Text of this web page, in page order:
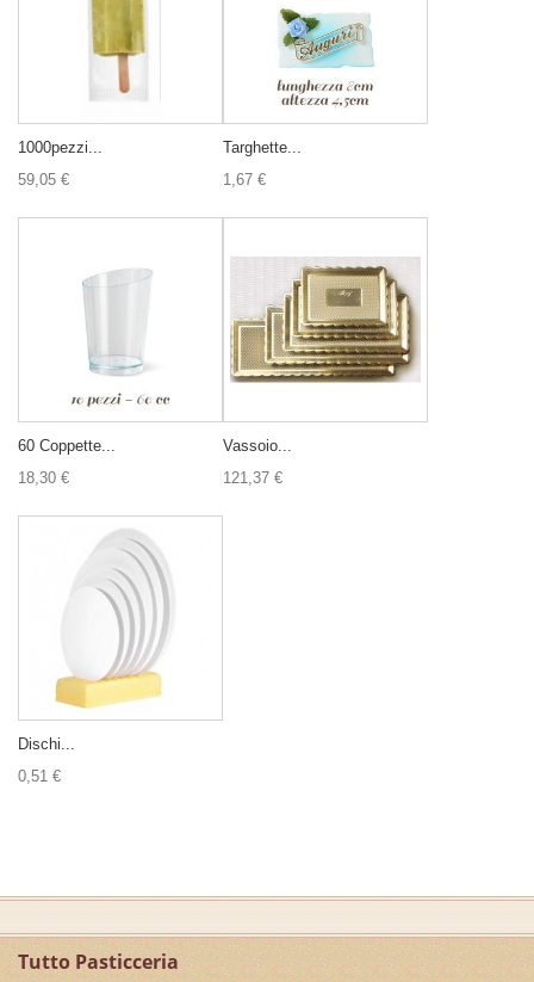
1000pezzi...
59,05 €
Targhette...
1,67 €
60 Coppette...
18,30 €
Vassoio...
121,37 €
Dischi...
0,51 €
Tutto Pasticceria